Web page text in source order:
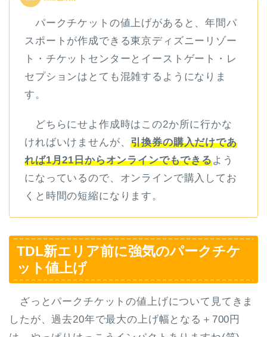
パークチケットの値上げがあると、年間パ
スポートが作成できる東京ディズニーリゾー
ト・チケットセンターとイーストゲート・レ
セプションはとても混雑するようになりま
す。
どちらにせよ作成時はこの2か所に行かな
ければいけませんが、引換券の購入だけであ
れば1月21日からオンラインでもできるよう
になっているので、オンラインで購入してお
くと時間の短縮になります。
TDL新エリア前に強気のパークチケ
ット値上げ
ざっとパークチケットの値上げについて見てきま
したが、過去20年で最大の上げ幅となる＋700円